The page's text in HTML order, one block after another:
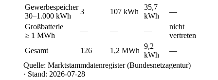
Gewerbespeicher
30–1.000 kWh
3 107 kWh
35,7
kWh
—
Großbatterie
≥ 1 MWh
— — —
nicht
vertreten
Gesamt
126 1,2 MWh
9,2
kWh
—
Quelle: Marktstammdatenregister (Bundesnetzagentur)
· Stand: 2026-07-28